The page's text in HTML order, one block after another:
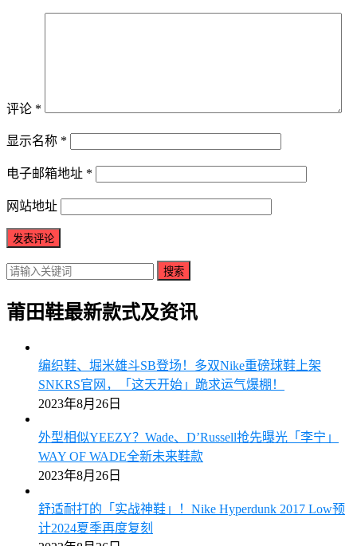
评论 *
显示名称 *
电子邮箱地址 *
网站地址
搜索
莆田鞋最新款式及资讯
编织鞋、堀米雄斗SB登场！多双Nike重磅球鞋上架
SNKRS官网，「这天开始」跪求运气爆棚！
2023年8月26日
外型相似YEEZY？Wade、D’Russell抢先曝光「李宁」
WAY OF WADE全新未来鞋款
2023年8月26日
舒适耐打的「实战神鞋」！Nike Hyperdunk 2017 Low预
计2024夏季再度复刻